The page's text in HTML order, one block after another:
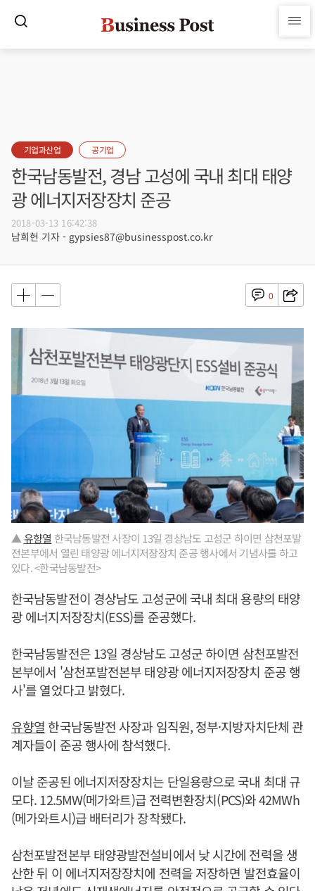
기업과산업 공기업
한국남동발전, 경남 고성에 국내 최대 태양
광 에너지저장장치 준공
2018-03-13 16:42:38
남희헌 기자 - gypsies87@businesspost.co.kr
0
▲유향열 한국남동발전 사장이 13일 경상남도 고성군 하이면 삼천포발
전본부에서 열린 태양광 에너지저장장치 준공 행사에서 기념사를 하고
있다. <한국남동발전>
한국남동발전이 경상남도 고성군에 국내 최대 용량의 태양
광 에너지저장장치(ESS)를 준공했다.
한국남동발전은 13일 경상남도 고성군 하이면 삼천포발전
본부에서 '삼천포발전본부 태양광 에너지저장장치 준공 행
사'를 열었다고 밝혔다.
유향열 한국남동발전 사장과 임직원, 정부·지방자치단체 관
계자들이 준공 행사에 참석했다.
이날 준공된 에너지저장장치는 단일용량으로 국내 최대 규
모다. 12.5MW(메가와트)급 전력변환장치(PCS)와 42MWh
(메가와트시)급 배터리가 장착됐다.
삼천포발전본부 태양광발전설비에서 낮 시간에 전력을 생
산한 뒤 이 에너지저장장치에 전력을 저장하면 발전효율이